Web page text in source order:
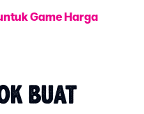
Game Harga
BUAT